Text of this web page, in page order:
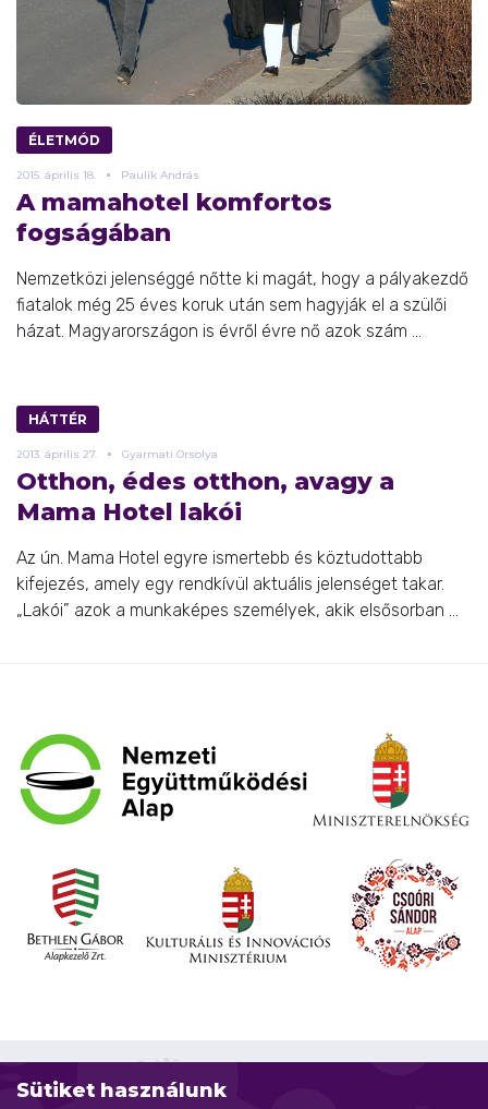
Sütiket használunk
ÉLETMÓD
2015. április 18. Paulik András
A mamahotel komfortos
fogságában
Nemzetközi jelenséggé nőtte ki magát, hogy a pályakezdő
fiatalok még 25 éves koruk után sem hagyják el a szülői
házat. Magyarországon is évről évre nő azok szám ...
HÁTTÉR
2013. április 27. Gyarmati Orsolya
Otthon, édes otthon, avagy a
Mama Hotel lakói
Az ún. Mama Hotel egyre ismertebb és köztudottabb
kifejezés, amely egy rendkívül aktuális jelenséget takar.
„Lakói” azok a munkaképes személyek, akik elsősorban ...